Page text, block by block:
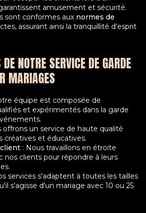
amusement et sécurité.
sont conformes aux normes de
assurant ainsi la tranquillité d'esprit
NOTRE SERVICE DE GARDE
MARIAGES
équipe est composée de
et expérimentés dans la garde
offrons un service de haute qualité
créatives et éducatives.
: Nous travaillons en étroite
nos clients pour répondre à leurs
services s'adaptent à toutes les tailles
s'agisse d'un mariage avec 10 ou 25